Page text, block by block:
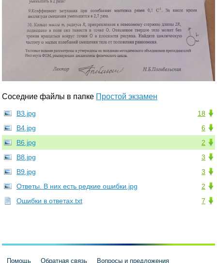
Соседние файлы в папке Простой экзамен
18
В3.jpg
6
В4.jpg
2
В6.jpg
3
В8.jpg
3
В9.jpg
2
Ответы. В них есть редкие ошибки.jpg
7
Ошибки в ответах.txt
Помощь Обратная связь Вопросы и предложения